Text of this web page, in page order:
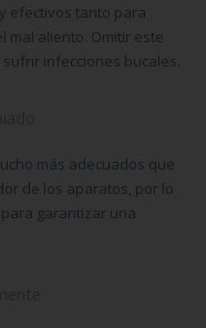
efectivos tanto para
mal aliento. Omitir este
infecciones bucales.
más adecuados que
de los aparatos, por lo
garantizar una